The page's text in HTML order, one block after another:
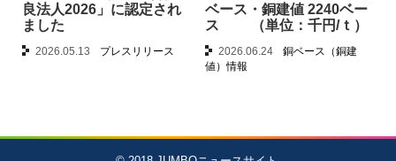
良法人2026」に認定され
ました
2026.05.13 プレスリリース
ベース・銅建値 2240ベー
ス （単位：千円/ｔ）
2026.06.24
銅ベース（銅建
値）情報